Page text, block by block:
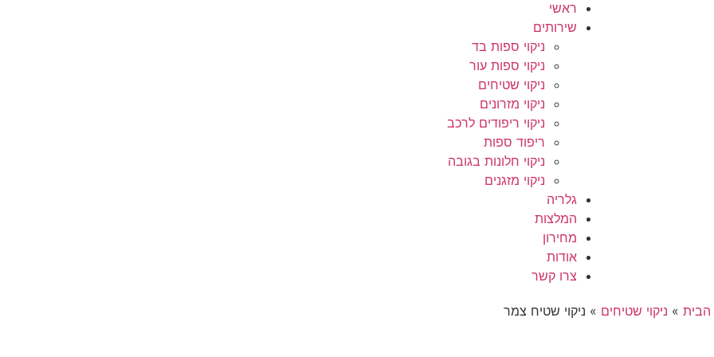
ראשי
שירותים
ניקוי ספות בד
ניקוי ספות עור
ניקוי שטיחים
ניקוי מזרונים
ניקוי ריפודים לרכב
ריפוד ספות
ניקוי חלונות בגובה
ניקוי מזגנים
גלריה
המלצות
מחירון
אודות
צרו קשר
» ניקוי שטיחים » ניקוי שטיח צמר